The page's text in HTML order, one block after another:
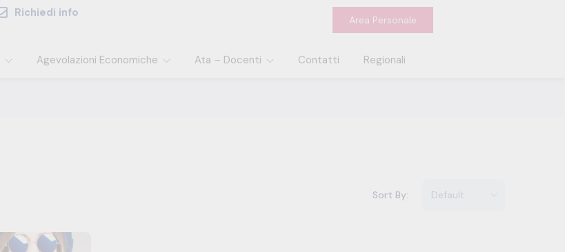
Richiedi info
Area Personale
Agevolazioni Economiche Ata – Docenti Contatti Regionali
Sort By: